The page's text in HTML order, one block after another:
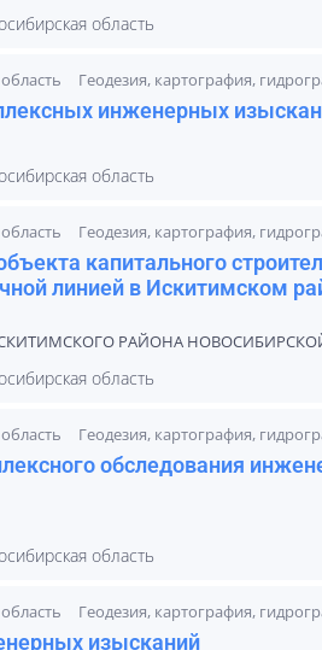
область
Геодезия, картография,
инженерных
область
Геодезия, картография,
капитального
линией в Искитимском
РАЙОНА
область
Геодезия, картография,
обследования
область
Геодезия, картография,
изысканий